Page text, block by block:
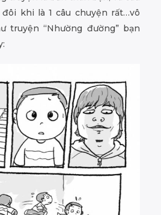
khi là 1 câu chuyện rất…vô
truyện “Nhường đường” bạn